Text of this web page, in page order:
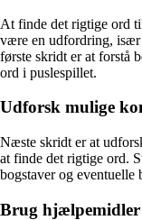
At finde det rigtige ord
være en udfordring,
første skridt er at forstå
ord i puslespillet.
Udforsk mulige
Næste skridt er at
at finde det rigtige ord.
bogstaver og eventuelle
Brug hjælpemidler